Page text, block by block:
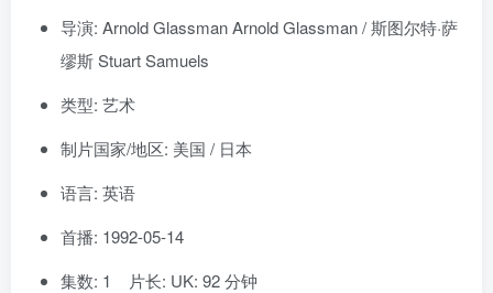
导演: Arnold Glassman Arnold Glassman / 斯图尔特·萨
缪斯 Stuart Samuels
类型: 艺术
制片国家/地区: 美国 / 日本
语言: 英语
首播: 1992-05-14
集数: 1 片长: UK: 92 分钟